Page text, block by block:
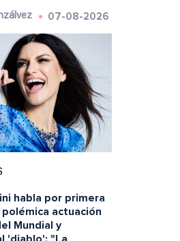
07-08-2026
habla por primera
actuación
Mundial y